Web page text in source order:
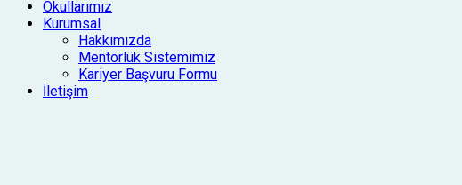
Okullarımız
Kurumsal
Hakkımızda
Mentörlük Sistemimiz
Kariyer Başvuru Formu
İletişim